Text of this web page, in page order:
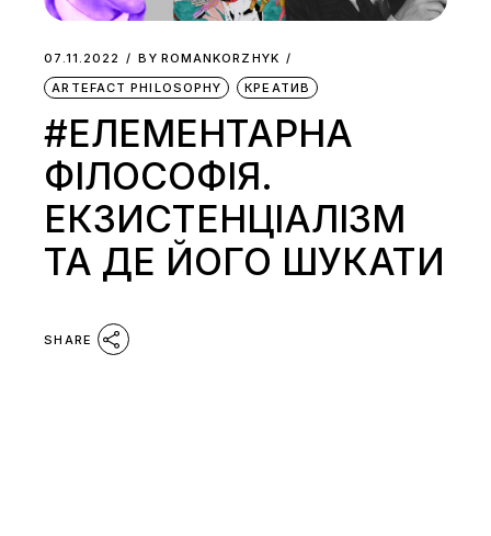
07.11.2022 BY ROMANKORZHYK
ARTEFACT PHILOSOPHY
КРЕАТИВ
#ЕЛЕМЕНТАРНА
ФІЛОСОФІЯ.
ЕКЗИСТЕНЦІАЛІЗМ
ТА ДЕ ЙОГО ШУКАТИ
SHARE